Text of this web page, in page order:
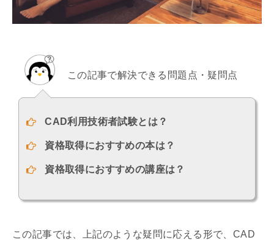
この記事で解決できる問題点・疑問点
CAD利用技術者試験とは？
資格取得におすすめの本は？
資格取得におすすめの講座は？
この記事では、上記のような疑問に応える形で、CAD